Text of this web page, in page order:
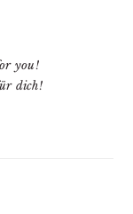
you!
dich!